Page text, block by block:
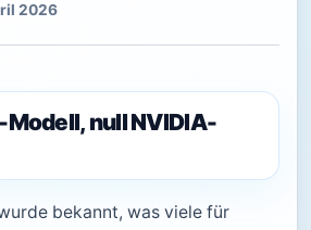
2026
Modell, null NVIDIA-
bekannt, was viele für